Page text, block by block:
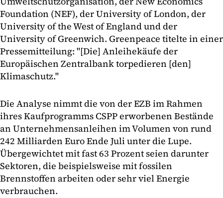
Foundation (NEF), der University of London, der
University of the West of England und der
University of Greenwich. Greenpeace titelte in einer
Pressemitteilung: "[Die] Anleihekäufe der
Europäischen Zentralbank torpedieren [den]
Klimaschutz."
Die Analyse nimmt die von der EZB im Rahmen
ihres Kaufprogramms CSPP erworbenen Bestände
an Unternehmensanleihen im Volumen von rund
242 Milliarden Euro Ende Juli unter die Lupe.
Übergewichtet mit fast 63 Prozent seien darunter
Sektoren, die beispielsweise mit fossilen
Brennstoffen arbeiten oder sehr viel Energie
verbrauchen.